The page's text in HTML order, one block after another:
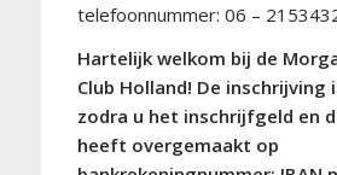
telefoonnummer: 06 –
Hartelijk welkom bij de
Club Holland! De
zodra u het inschrijfgeld en
heeft overgemaakt op